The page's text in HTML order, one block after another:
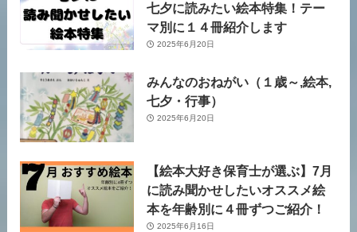
七夕に読みたい絵本特集！テー
マ別に１４冊紹介します
2025年6月20日
みんなのおねがい（１歳～,絵本,
七夕・行事）
2025年6月20日
【絵本大好き保育士が選ぶ】7月
に読み聞かせしたいオススメ絵
本を年齢別に４冊ずつご紹介！
2025年6月16日